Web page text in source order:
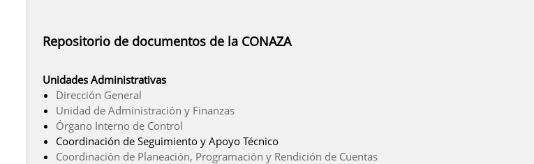
Repositorio de documentos de la CONAZA
Unidades Administrativas
Dirección General
Unidad de Administración y Finanzas
Órgano Interno de Control
Coordinación de Seguimiento y Apoyo Técnico
Coordinación de Planeación, Programación y Rendición de Cuentas